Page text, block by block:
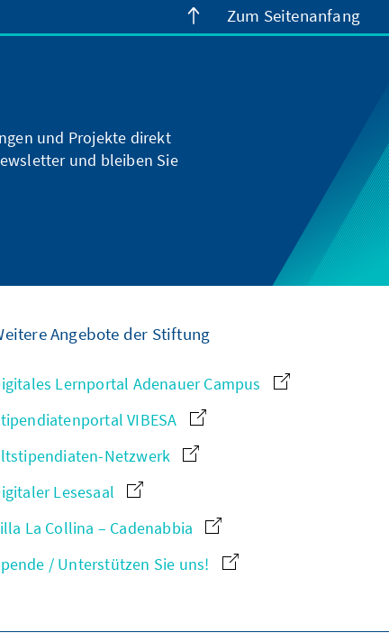
Zum Seitenanfang
und Projekte direkt
und bleiben Sie
Angebote der Stiftung
Lernportal Adenauer Campus
VIBESA
Netzwerk
Lesesaal
La Collina – Cadenabbia
/ Unterstützen Sie uns!